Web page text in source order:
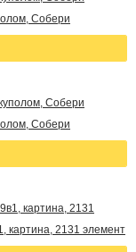
Собери
Собери
картина, 2131 элемент